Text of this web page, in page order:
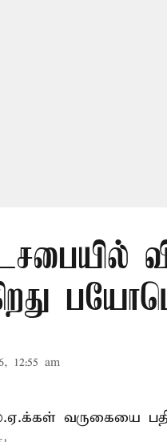
12:55 am
வருகையை